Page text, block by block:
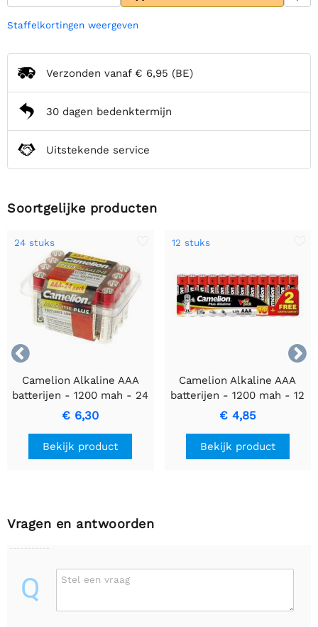
Staffelkortingen weergeven
Verzonden vanaf € 6,95 (BE)
30 dagen bedenktermijn
Uitstekende service
Soortgelijke producten


24 stuks
Camelion Alkaline AAA
batterijen - 1200 mah - 24
stuks
€ 6,30
Bekijk product
12 stuks
Camelion Alkaline AAA
batterijen - 1200 mah - 12
stuks
€ 4,85
Bekijk product
Vragen en antwoorden
Q Stel een vraag